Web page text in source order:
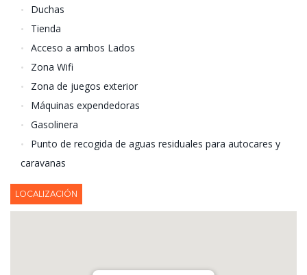
Duchas
Tienda
Acceso a ambos Lados
Zona Wifi
Zona de juegos exterior
Máquinas expendedoras
Gasolinera
Punto de recogida de aguas residuales para autocares y
caravanas
LOCALIZACIÓN